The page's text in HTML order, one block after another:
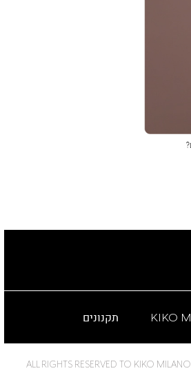
תקנונים
ALL RIGHTS RESERVED TO KIKO MILANO